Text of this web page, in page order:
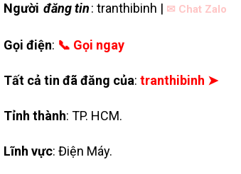
Người đăng tin: tranthibinh | ✉ Chat Zalo
Gọi điện: 📞 Gọi ngay
Tất cả tin đã đăng của: tranthibinh ➤
Tỉnh thành: TP. HCM.
Lĩnh vực: Điện Máy.